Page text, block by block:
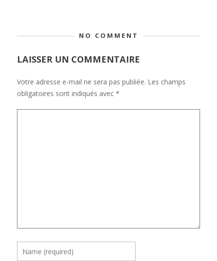
NO COMMENT
LAISSER UN COMMENTAIRE
Votre adresse e-mail ne sera pas publiée. Les champs
obligatoires sont indiqués avec *